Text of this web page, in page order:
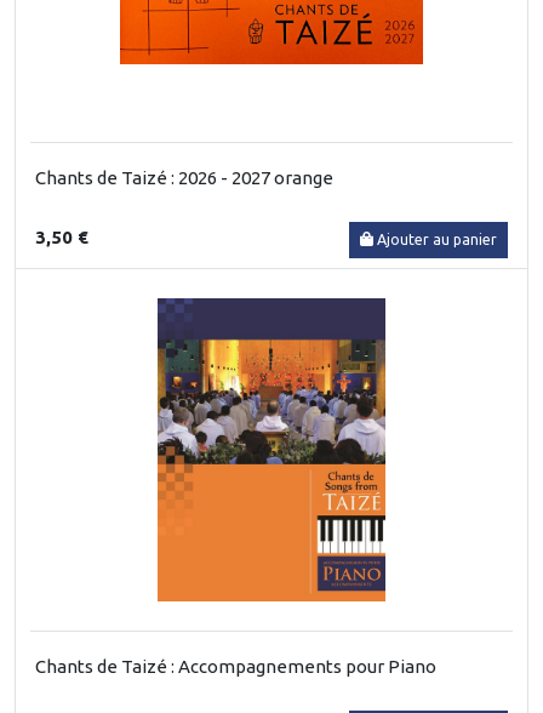
Chants de Taizé : 2026 - 2027 orange
3,50 € Ajouter au panier
Chants de Taizé : Accompagnements pour Piano